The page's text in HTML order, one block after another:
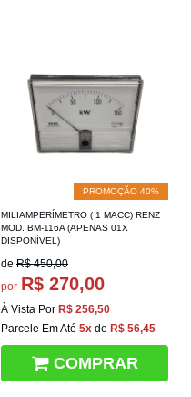
PROMOÇÃO 40%
MILIAMPERÍMETRO ( 1 MACC) RENZ
MOD. BM-116A (APENAS 01X
DISPONÍVEL)
de R$ 450,00
por R$ 270,00
À Vista Por R$ 256,50
Parcele Em Até 5x de R$ 56,45
COMPRAR